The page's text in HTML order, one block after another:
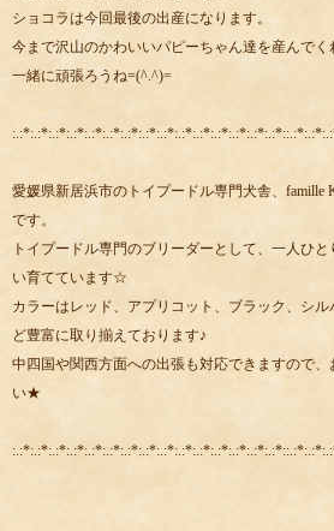
ショコラは今回最後の出産になります。
今まで沢山のかわいいパピーちゃん達を産んでく
一緒に頑張ろうね=(^.^)=
愛媛県新居浜市のトイプードル専門犬舎、famille
です。
トイプードル専門のブリーダーとして、一人ひ
い育てています☆
カラーはレッド、アプリコット、ブラック、シ
ど豊富に取り揃えております♪
中四国や関西方面への出張も対応できますので
い★